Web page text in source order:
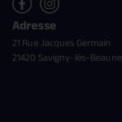
Adresse
21 Rue Jacques Germain
21420 Savigny-lès-Beaune